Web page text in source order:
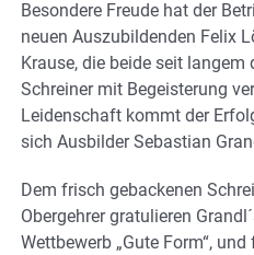
Besondere Freude hat der
neuen Auszubildenden Felix
Krause, die beide seit langem
Schreiner mit Begeisterung
Leidenschaft kommt der
sich Ausbilder Sebastian
Dem frisch gebackenen
Obergehrer gratulieren
Wettbewerb „Gute Form“,